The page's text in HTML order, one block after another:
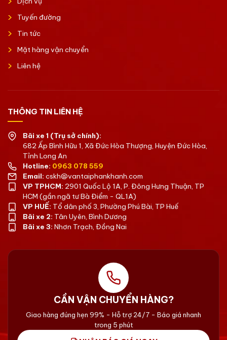
Tuyến đường
Tin tức
Mặt hàng vận chuyển
Liên hệ
THÔNG TIN LIÊN HỆ
Bãi xe 1 (Trụ sở chính):
682 Ấp Bình Hữu 1, Xã Đức Hòa Thượng, Huyện Đức Hòa,
Tỉnh Long An
Hotline: 0963 078 559
Email: cskh@vantaiphankhanh.com
VP TPHCM: 2901 Quốc Lộ 1A, P. Đông Hưng Thuận, TP
HCM (gần ngã tư Bà Điểm - QL1A)
VP HUẾ: Tổ dân phố 3, Phường Phú Bài, TP Huế
Bãi xe 2: Tân Uyên, Bình Dương
Bãi xe 3: Nhơn Trạch, Đồng Nai
CẦN VẬN CHUYỂN HÀNG?
Giao hàng đúng hẹn 99% - Hỗ trợ 24/7 - Báo giá nhanh
trong 5 phút